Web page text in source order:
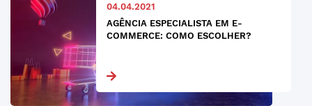
04.04.2021
AGÊNCIA ESPECIALISTA EM E-
COMMERCE: COMO ESCOLHER?